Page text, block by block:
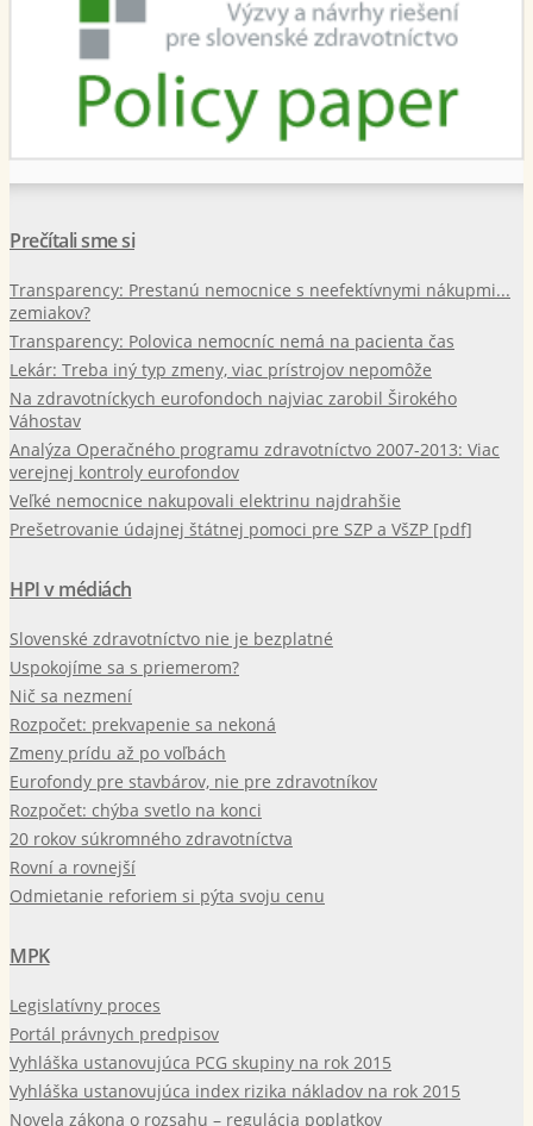
Prečítali sme si
Transparency: Prestanú nemocnice s neefektívnymi nákupmi...
zemiakov?
Transparency: Polovica nemocníc nemá na pacienta čas
Lekár: Treba iný typ zmeny, viac prístrojov nepomôže
Na zdravotníckych eurofondoch najviac zarobil Širokého
Váhostav
Analýza Operačného programu zdravotníctvo 2007-2013: Viac
verejnej kontroly eurofondov
Veľké nemocnice nakupovali elektrinu najdrahšie
Prešetrovanie údajnej štátnej pomoci pre SZP a VšZP [pdf]
HPI v médiách
Slovenské zdravotníctvo nie je bezplatné
Uspokojíme sa s priemerom?
Nič sa nezmení
Rozpočet: prekvapenie sa nekoná
Zmeny prídu až po voľbách
Eurofondy pre stavbárov, nie pre zdravotníkov
Rozpočet: chýba svetlo na konci
20 rokov súkromného zdravotníctva
Rovní a rovnejší
Odmietanie reforiem si pýta svoju cenu
MPK
Legislatívny proces
Portál právnych predpisov
Vyhláška ustanovujúca PCG skupiny na rok 2015
Vyhláška ustanovujúca index rizika nákladov na rok 2015
Novela zákona o rozsahu – regulácia poplatkov